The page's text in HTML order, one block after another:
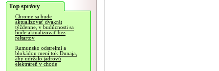
Top správy
Chrome sa bude
aktualizovať dvakrát
týždenne, v budúcnosti sa
bude aktualizovať bez
reštartov
Rumunsko odstrelmi a
blokádou mení tok Dunaja,
aby udržalo jadrovú
elektráreň v chode